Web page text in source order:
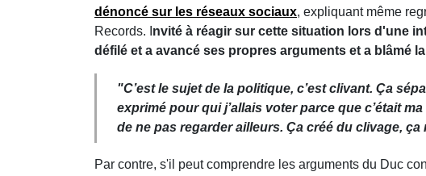
dénoncé sur les réseaux sociaux, expliquant même
Records. I nvité à réagir sur cette situation lors d'une
défilé et a avancé ses propres arguments et a blâmé
"C’est le sujet de la politique, c’est clivant. Ça
exprimé pour qui j’allais voter parce que c’était
de ne pas regarder ailleurs. Ça créé du clivage, ça
Par contre, s'il peut comprendre les arguments du Duc